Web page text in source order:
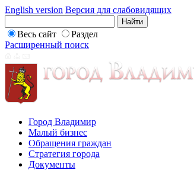
English version Версия для слабовидящих
Весь сайт
Раздел
Расширенный поиск
Город Владимир
Малый бизнес
Обращения граждан
Стратегия города
Документы